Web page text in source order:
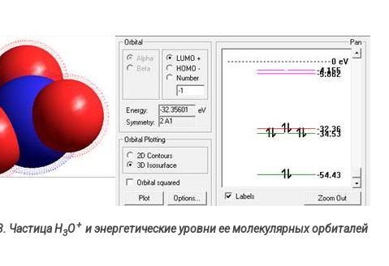
Частица Н3О+ и энергетические уровни ее молекулярных орбиталей